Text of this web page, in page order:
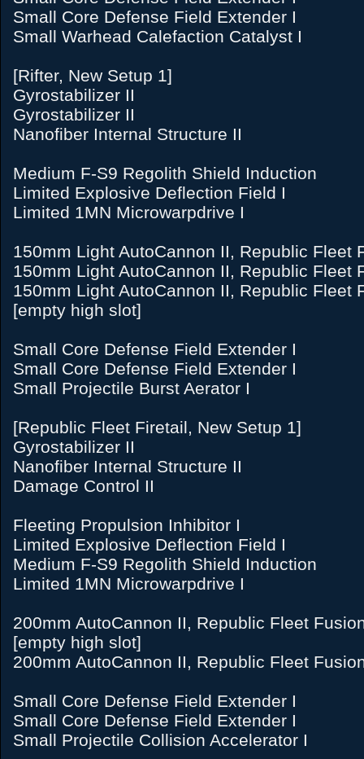
Small Core Defense Field Extender I
Small Warhead Calefaction Catalyst I
[Rifter, New Setup 1]
Gyrostabilizer II
Gyrostabilizer II
Nanofiber Internal Structure II
Medium F-S9 Regolith Shield Induction
Limited Explosive Deflection Field I
Limited 1MN Microwarpdrive I
150mm Light AutoCannon II, Republic Fleet
150mm Light AutoCannon II, Republic Fleet
150mm Light AutoCannon II, Republic Fleet
[empty high slot]
Small Core Defense Field Extender I
Small Core Defense Field Extender I
Small Projectile Burst Aerator I
[Republic Fleet Firetail, New Setup 1]
Gyrostabilizer II
Nanofiber Internal Structure II
Damage Control II
Fleeting Propulsion Inhibitor I
Limited Explosive Deflection Field I
Medium F-S9 Regolith Shield Induction
Limited 1MN Microwarpdrive I
200mm AutoCannon II, Republic Fleet
[empty high slot]
200mm AutoCannon II, Republic Fleet
Small Core Defense Field Extender I
Small Core Defense Field Extender I
Small Projectile Collision Accelerator I